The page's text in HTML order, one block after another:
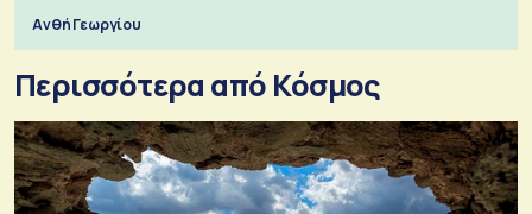
Ανθή Γεωργίου
Περισσότερα από Κόσμος